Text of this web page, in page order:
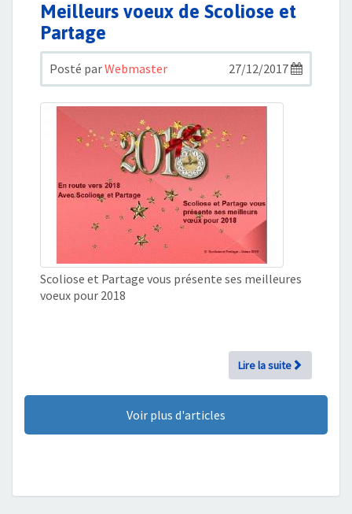
Meilleurs voeux de Scoliose et
Partage
Posté parWebmaster 27/12/2017
Scoliose et Partage vous présente ses meilleures
voeux pour 2018
Lire la suite
Voir plus d'articles